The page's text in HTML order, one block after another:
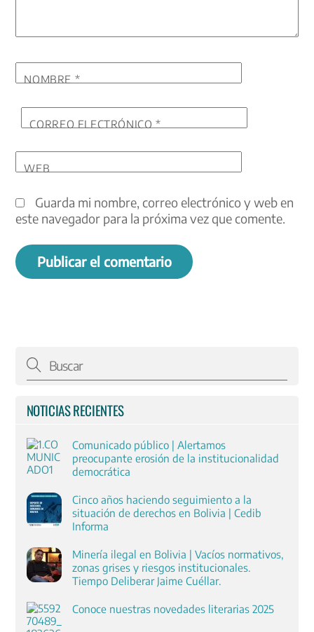
NOMBRE *
CORREO ELECTRÓNICO*
WEB
Guarda mi nombre, correo electrónico y web en
este navegador para la próxima vez que comente.
NOTICIAS RECIENTES
Comunicado público | Alertamos
preocupante erosión de la institucionalidad
democrática
Cinco años haciendo seguimiento a la
situación de derechos en Bolivia | Cedib
Informa
Minería ilegal en Bolivia | Vacíos normativos,
zonas grises y riesgos institucionales.
Tiempo Deliberar Jaime Cuéllar.
Conoce nuestras novedades literarias 2025